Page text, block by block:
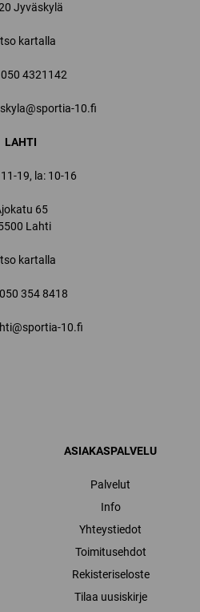
Jyväskylä
kartalla
050 4321142
10.fi
LAHTI
19, la: 10-16
65
Lahti
kartalla
050 354 8418
10.fi
ASIAKASPALVELU
Palvelut
Info
Yhteystiedot
Toimitusehdot
Rekisteriseloste
Tilaa uusiskirje